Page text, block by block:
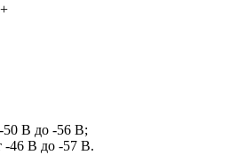
50 В до -56 В;
-46 В до -57 В.